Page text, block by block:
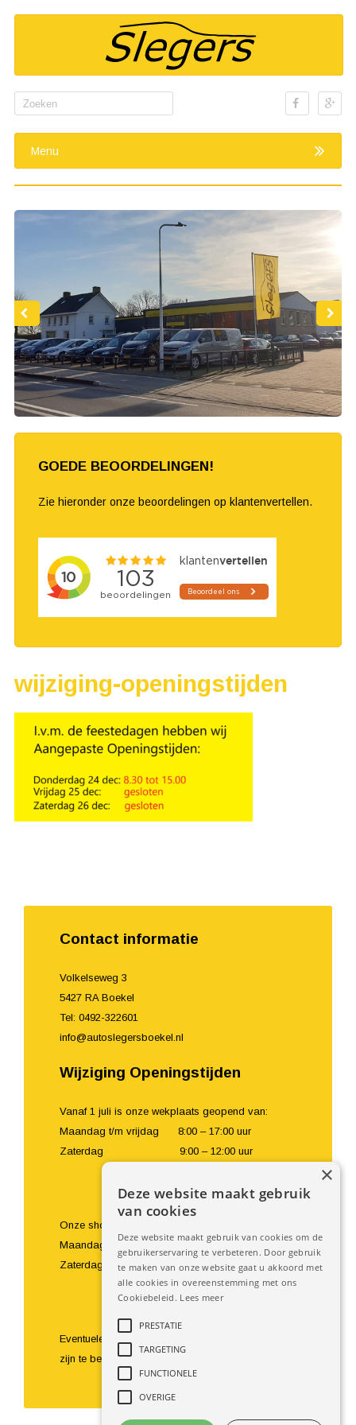
Search
Menu
GOEDE BEOORDELINGEN!
Zie hieronder onze beoordelingen op klantenvertellen.
wijziging-openingstijden
Contact informatie
Volkelseweg 3
5427 RA Boekel
Tel: 0492-322601
info@autoslegersboekel.nl
Wijziging Openingstijden
Vanaf 1 juli is onze wekplaats geopend van:
Maandag t/m vrijdag 8:00 – 17:00 uur
Zaterdag 9:00 – 12:00 uur
Onze showroom en balie zijn geopend van:
Maandag t/m vrijdag 8:00 – 18:00 uur
Zaterdag 9:00 – 16:00 uur
Eventuele bezoeken buiten de openingstijden om
zijn te bespreken.
Deze website maakt gebruik
van cookies
Deze website maakt gebruik van cookies om de
gebruikerservaring te verbeteren. Door gebruik
te maken van onze website gaat u akkoord met
alle cookies in overeenstemming met ons
Cookiebeleid. Lees meer
PRESTATIE
TARGETING
FUNCTIONELE
OVERIGE
×